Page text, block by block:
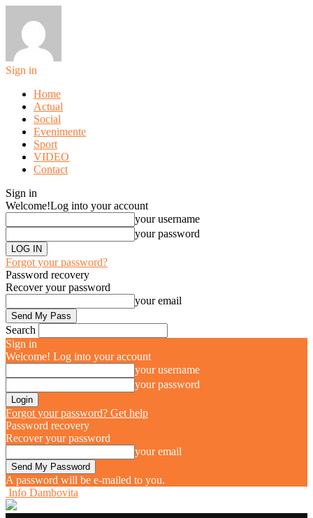
Sign in
Home
Actual
Social
Evenimente
Sport
VIDEO
Contact
Sign in
Welcome!Log into your account
your username
your password
Forgot your password?
Password recovery
Recover your password
your email
Search
Sign in
Welcome! Log into your account
your username
your password
Forgot your password? Get help
Password recovery
Recover your password
your email
A password will be e-mailed to you.
Info Dambovita